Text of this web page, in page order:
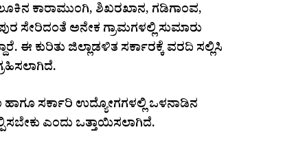
ಕಾರಾಮುಂಗಿ, ಶಿಖರಖಾನ, ಗಡಿಗಾಂವ,
ಸೇರಿದಂತೆ ಅನೇಕ ಗ್ರಾಮಗಳಲ್ಲಿ ಸುಮಾರು
ಈ ಕುರಿತು ಜಿಲ್ಲಾಡಳಿತ ಸರ್ಕಾರಕ್ಕೆ ವರದಿ ಸಲ್ಲಿಸಿ
ಹಾಗೂ ಸರ್ಕಾರಿ ಉದ್ಯೋಗಗಳಲ್ಲಿ ಒಳನಾಡಿನ
ಎಂದು ಒತ್ತಾಯಿಸಲಾಗಿದೆ.